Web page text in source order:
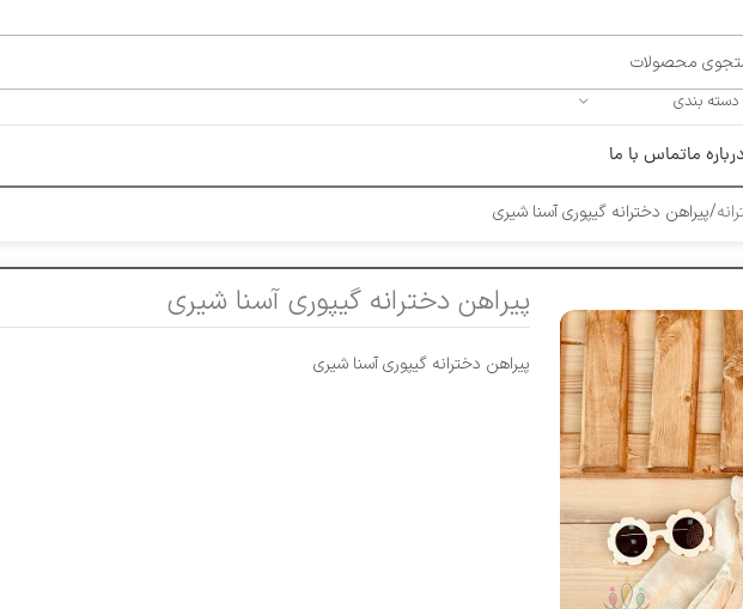
دسته بندی
درباره ماتماس با ما
پیراهن دخترانه گیپوری آسنا شیری
پیراهن دخترانه گیپوری آسنا شیری
پیراهن دخترانه گیپوری آسنا شیری